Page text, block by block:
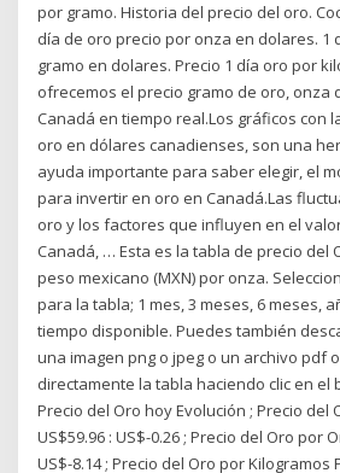
por gramo. Historia del precio del oro.
día de oro precio por onza en dolares. 1
gramo en dolares. Precio 1 día oro por
ofrecemos el precio gramo de oro, onza
Canadá en tiempo real.Los gráficos con
oro en dólares canadienses, son una
ayuda importante para saber elegir, el
para invertir en oro en Canadá.Las
oro y los factores que influyen en el
Canadá, … Esta es la tabla de precio del
peso mexicano (MXN) por onza.
para la tabla; 1 mes, 3 meses, 6 meses,
tiempo disponible. Puedes también
una imagen png o jpeg o un archivo pdf
directamente la tabla haciendo clic en el
Precio del Oro hoy Evolución ; Precio del
US$59.96 : US$-0.26 ; Precio del Oro por
US$-8.14 ; Precio del Oro por Kilogramos